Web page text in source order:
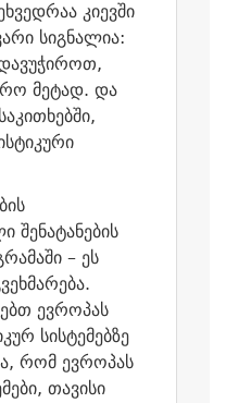
კიევში
სიგნალია:
მეტად. და
შენატანების
– ეს
ევროპას
სისტემებზე
რომ ევროპას
თავისი